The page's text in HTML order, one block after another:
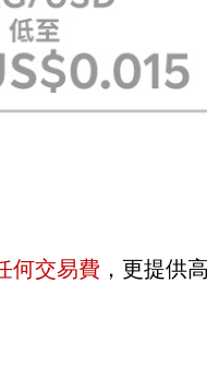
何交易費 ，更提供